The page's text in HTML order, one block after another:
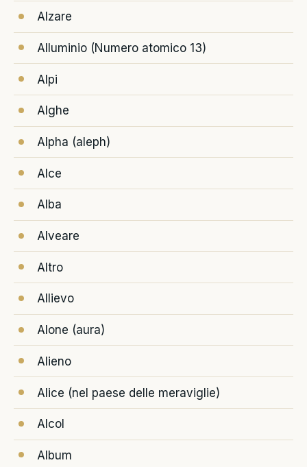
Alzare
Alluminio (Numero atomico 13)
Alpi
Alghe
Alpha (aleph)
Alce
Alba
Alveare
Altro
Allievo
Alone (aura)
Alieno
Alice (nel paese delle meraviglie)
Alcol
Album